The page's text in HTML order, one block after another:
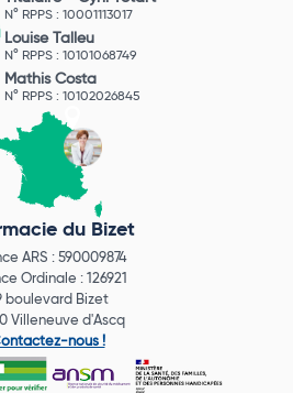
N° RPPS : 10001113017
Louise Talleu
N° RPPS : 10101068749
Mathis Costa
N° RPPS : 10102026845
du Bizet
ARS : 590009874
Ordinale : 126921
boulevard Bizet
Villeneuve d'Ascq
nous !